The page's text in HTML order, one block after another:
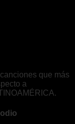
que más
a